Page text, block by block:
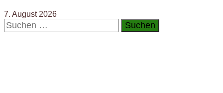
7. August 2026
Suchen
nach: